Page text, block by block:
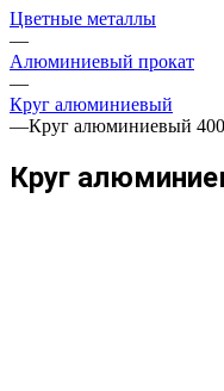
Цветные металлы
—
Алюминиевый прокат
—
Круг алюминиевый
—Круг алюминиевый
Круг